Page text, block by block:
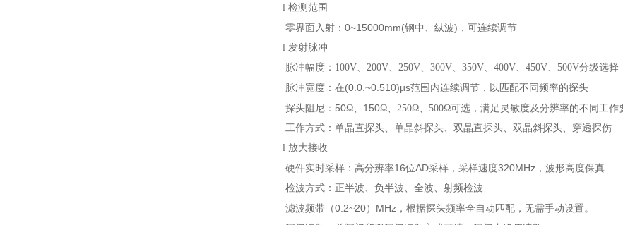
l 检测范围
零界面入射： 0~15000mm(钢中、纵波) ，可连续调节
l 发射脉冲
脉冲幅度： 100V、 200V、 250V、 300V、 350V、 400V、 450V、 500V分级选择
脉冲宽度：在(0.0.~0.510)µs范围内连续调节，以匹配不同频率的探头
探头阻尼： 50Ω、 150Ω、 250Ω、 500Ω可选，满足灵敏度及分辨率的不同工作
工作方式：单晶直探头、单晶斜探头、双晶直探头、双晶斜探头、穿透探伤
l 放大接收
硬件实时采样：高分辨率16位AD采样，采样速度320MHz ，波形高度保真
检波方式：正半波、负半波、全波、射频检波
滤波频带（0.2~20） MHz ，根据探头频率全自动匹配，无需手动设置。